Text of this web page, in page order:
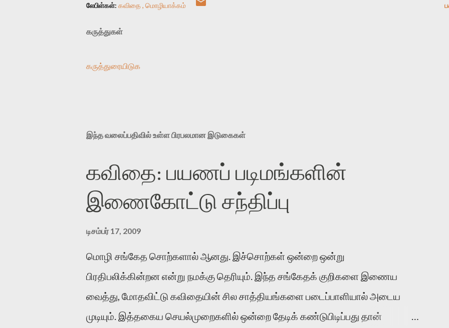
லேபிள்கள்: கவிதை மொழியாக்கம்
கருத்துகள்
கருத்துரையிடுக
இந்த வலைப்பதிவில் உள்ள பிரபலமான இடுகைகள்
கவிதை: பயணப் படிமங்களின்
இணைகோட்டு சந்திப்பு
டிசம்பர் 17, 2009
மொழி சங்கேத சொற்களால் ஆனது. இச்சொற்கள் ஒன்றை ஒன்று
பிரதிபலிக்கின்றன என்று நமக்கு தெரியும். இந்த சங்கேதக் குறிகளை இணைய
வைத்து, மோதவிட்டு கவிதையின் சில சாத்தியங்களை படைப்பாளியால் அடைய
முடியும். இத்தகைய செயல்முறைகளில் ஒன்றை தேடிக் கண்டுபிடிப்பது தான்